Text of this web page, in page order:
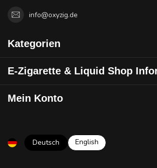
info@oxyzig.de
Kategorien
E-Zigarette & Liquid Shop
Mein Konto
Deutsch English